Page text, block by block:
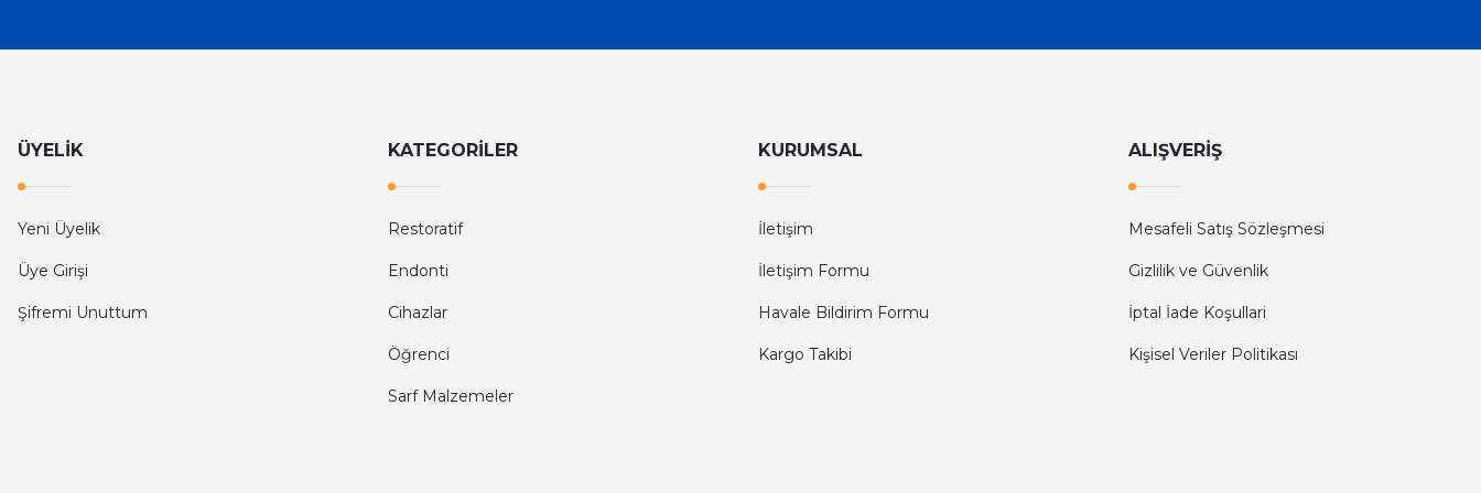
ÜYELİK
Yeni Üyelik
Üye Girişi
Şifremi Unuttum
KATEGORİLER
Restoratif
Endonti
Cihazlar
Öğrenci
Sarf Malzemeler
KURUMSAL
İletişim
İletişim Formu
Havale Bildirim Formu
Kargo Takibi
ALIŞVERİŞ
Mesafeli Satış Sözleşmesi
Gizlilik ve Güvenlik
İptal İade Koşullari
Kişisel Veriler Politikası